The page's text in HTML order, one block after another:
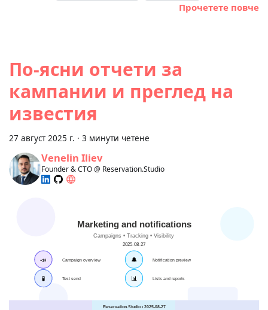
Прочетете повче
По‑ясни отчети за
кампании и преглед на
известия
27 август 2025 г. · 3 минути четене
Venelin Iliev
Founder & CTO @ Reservation.Studio